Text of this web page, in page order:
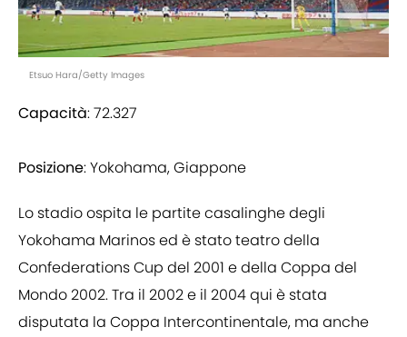
Etsuo Hara/Getty Images
Capacità: 72.327
Posizione: Yokohama, Giappone
Lo stadio ospita le partite casalinghe degli
Yokohama Marinos ed è stato teatro della
Confederations Cup del 2001 e della Coppa del
Mondo 2002. Tra il 2002 e il 2004 qui è stata
disputata la Coppa Intercontinentale, ma anche